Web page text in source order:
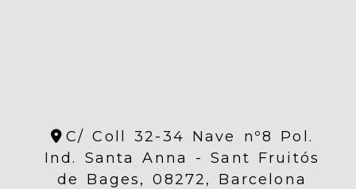
C/ Coll 32-34 Nave nº8 Pol.
Ind. Santa Anna -Sant Fruitós
de Bages,08272, Barcelona